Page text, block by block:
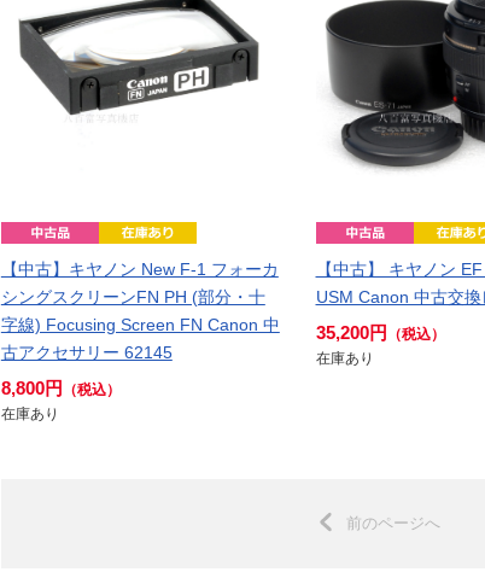
【中古】キヤノン New F-1 フォーカ
シングスクリーンFN PH (部分・十
字線) Focusing Screen FN Canon 中
古アクセサリー 62145
8,800円
（税込）
在庫あり
【中古】 キヤノン
USM Canon 中古交
35,200円
（税込）
在庫あり
前のページへ